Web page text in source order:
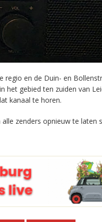
regio en de Duin- en
het gebied ten zuiden van
kanaal te horen.
zenders opnieuw te laten